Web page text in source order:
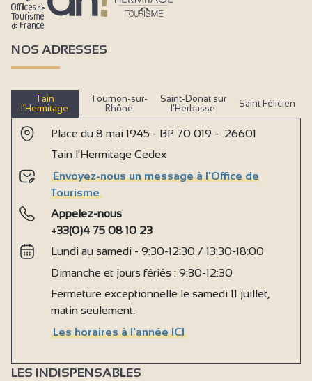
NOS ADRESSES
Tain
l’Hermitage
Tournon-sur-
Rhône
Saint-Donat sur
l’Herbasse
Saint Félicien
Place du 8 mai 1945 - BP 70 019 - 26601
Tain l'Hermitage Cedex
Envoyez-nous un message à l'Office de
Tourisme
Appelez-nous
+33(0)4 75 08 10 23
Lundi au samedi - 9:30-12:30 / 13:30-18:00
Dimanche et jours fériés : 9:30-12:30
Fermeture exceptionnelle le samedi 11 juillet,
matin seulement.
Les horaires à l'année ICI
LES INDISPENSABLES